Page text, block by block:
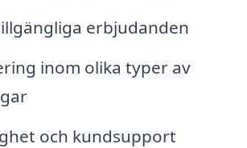
erbjudanden
inom olika typer av
och kundsupport